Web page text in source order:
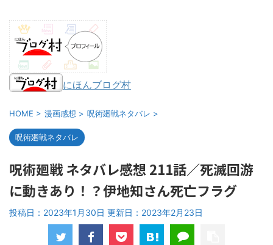
にほんブログ村
HOME > 漫画感想 > 呪術廻戦ネタバレ >
呪術廻戦ネタバレ
呪術廻戦 ネタバレ感想 211話／死滅回游
に動きあり！？伊地知さん死亡フラグ
投稿日：2023年1月30日 更新日： 2023年2月23日